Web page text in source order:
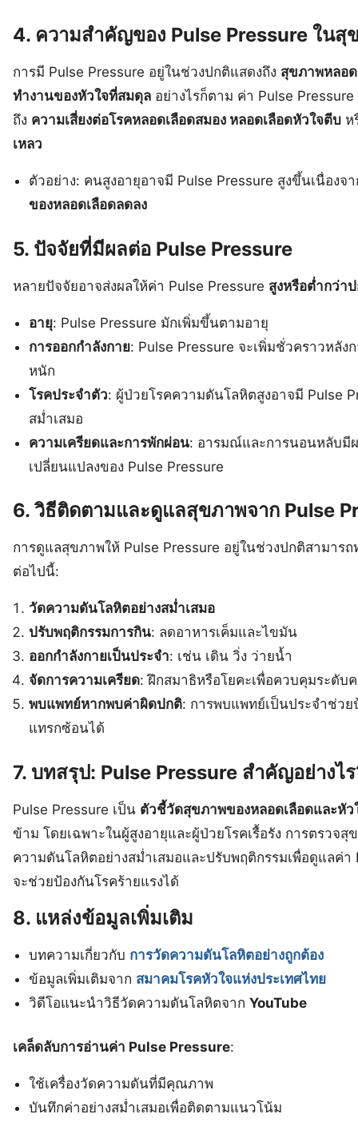
4. ความสำคัญของ Pulse Pressure ในสุ
การมี Pulse Pressure อยู่ในช่วงปกติแสดงถึง สุขภาพหลอ
ทำงานของหัวใจที่สมดุล อย่างไรก็ตาม ค่า Pulse
ถึง ความเสี่ยงต่อโรคหลอดเลือดสมอง หลอดเลือดหัวใจตีบ ห
เหลว
ตัวอย่าง: คนสูงอายุอาจมี Pulse Pressure สูงขึ้นเนื่องจ
ของหลอดเลือดลดลง
5. ปัจจัยที่มีผลต่อ Pulse Pressure
หลายปัจจัยอาจส่งผลให้ค่า Pulse Pressure สูงหรือต่ำกว่า
อายุ: Pulse Pressure มักเพิ่มขึ้นตามอายุ
การออกกำลังกาย: Pulse Pressure จะเพิ่มชั่วคราวหลัง
หนัก
โรคประจำตัว: ผู้ป่วยโรคความดันโลหิตสูงอาจมี Pulse
สม่ำเสมอ
ความเครียดและการพักผ่อน: อารมณ์และการนอนหลับมี
เปลี่ยนแปลงของ Pulse Pressure
6. วิธีติดตามและดูแลสุขภาพจาก Pulse
การดูแลสุขภาพให้ Pulse Pressure อยู่ในช่วงปกติสามารถ
ต่อไปนี้:
วัดความดันโลหิตอย่างสม่ำเสมอ
ปรับพฤติกรรมการกิน: ลดอาหารเค็มและไขมัน
ออกกำลังกายเป็นประจำ: เช่น เดิน วิ่ง ว่ายน้ำ
จัดการความเครียด: ฝึกสมาธิหรือโยคะเพื่อควบคุมระดับ
พบแพทย์หากพบค่าผิดปกติ: การพบแพทย์เป็นประจำช่วย
แทรกซ้อนได้
7. บทสรุป: Pulse Pressure สำคัญอย่างไ
Pulse Pressure เป็น ตัวชี้วัดสุขภาพของหลอดเลือดและหัว
ข้าม โดยเฉพาะในผู้สูงอายุและผู้ป่วยโรคเรื้อรัง การตรวจ
ความดันโลหิตอย่างสม่ำเสมอและปรับพฤติกรรมเพื่อดูแลค่า
จะช่วยป้องกันโรคร้ายแรงได้
8. แหล่งข้อมูลเพิ่มเติม
บทความเกี่ยวกับ การวัดความดันโลหิตอย่างถูกต้อง
ข้อมูลเพิ่มเติมจาก สมาคมโรคหัวใจแห่งประเทศไทย
วิดีโอแนะนำวิธีวัดความดันโลหิตจากYouTube
เคล็ดลับการอ่านค่า Pulse Pressure:
ใช้เครื่องวัดความดันที่มีคุณภาพ
บันทึกค่าอย่างสม่ำเสมอเพื่อติดตามแนวโน้ม